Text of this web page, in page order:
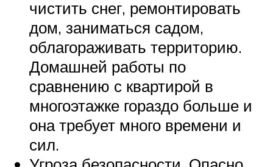
чистить снег, ремонтировать
дом, заниматься садом,
облагораживать территорию.
Домашней работы по
сравнению с квартирой в
многоэтажке гораздо больше и
она требует много времени и
сил.